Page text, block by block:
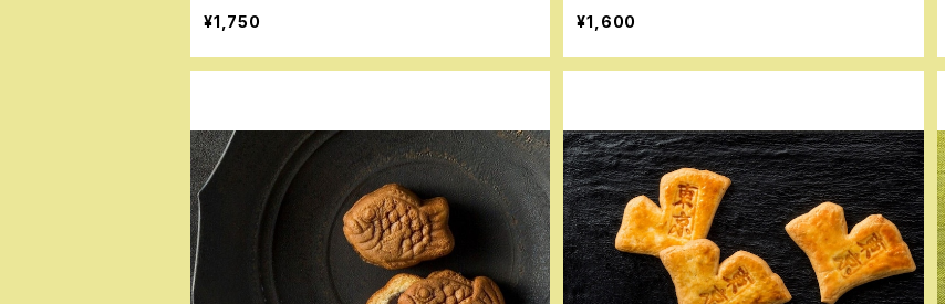
¥1,750
¥1,600